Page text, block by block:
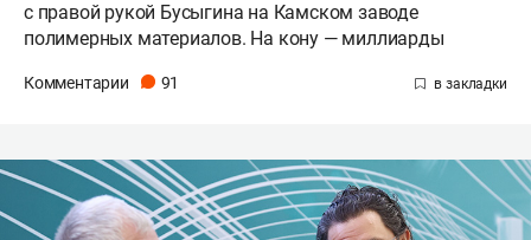
с правой рукой Бусыгина на Камском заводе
полимерных материалов. На кону — миллиарды
Комментарии 91